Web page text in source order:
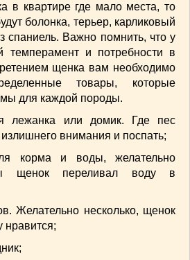
в квартире где мало места, то
болонка, терьер, карликовый
спаниель. Важно помнить, что у
темперамент и потребности в
щенка вам необходимо
товары, которые
для каждой породы.
лежанка или домик. Где пес
излишнего внимания и поспать;
корма и воды, желательно
щенок переливал воду в
Желательно несколько, щенок
нравится;